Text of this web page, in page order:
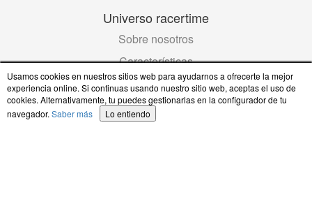
Universo racertime
Sobre nosotros
Características
Contáctanos
Legal
Política de Privacidad
Usamos cookies en nuestros sitios web para ayudarnos a ofrecerte la mejor
experiencia online. Si continuas usando nuestro sitio web, aceptas el uso de
cookies. Alternativamente, tu puedes gestionarlas en la configurador de tu
navegador. Saber más Lo entiendo